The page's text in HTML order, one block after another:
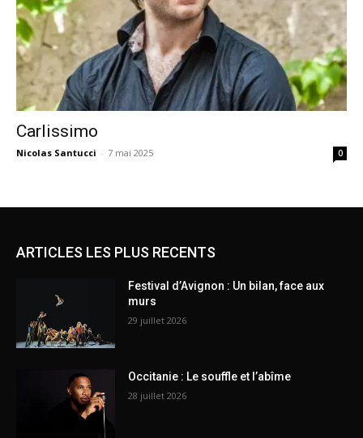
Carlissimo
Nicolas Santucci - 7 mai 2025 0
ARTICLES LES PLUS RECENTS
Festival d’Avignon : Un bilan, face aux
murs
29 juillet 2026
Occitanie : Le souffle et l’abîme
28 juillet 2026